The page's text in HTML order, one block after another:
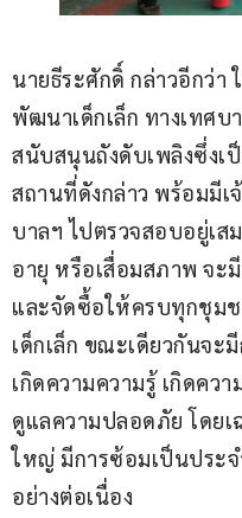
นายธีระศักดิ์ กล่าวอีกว่า
พัฒนาเด็กเล็ก ทางเทศบ
สนับสนุนถังดับเพลิงซึ่งเ
สถานที่ดังกล่าว พร้อมมี
บาลฯ ไปตรวจสอบอยู่เ
อายุ หรือเสื่อมสภาพ จะ
และจัดซื้อให้ครบทุกชุม
เด็กเล็ก ขณะเดียวกันจะ
เกิดความความรู้ เกิดคว
ดูแลความปลอดภัย โดย
ใหญ่ มีการซ้อมเป็นประ
อย่างต่อเนื่อง